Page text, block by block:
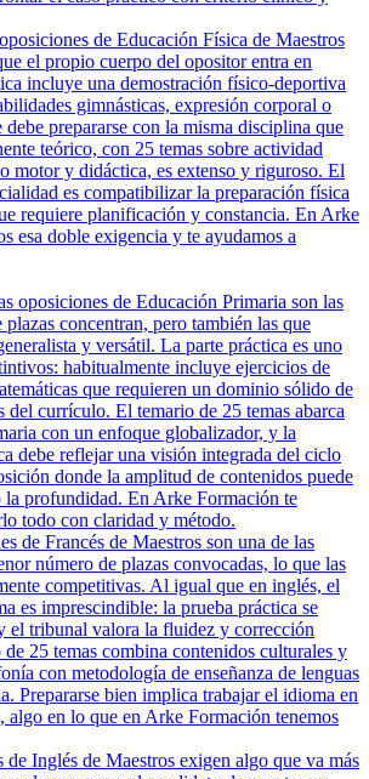
de Educación Física de Maestros
el propio cuerpo del opositor entra en
incluye una demostración físico-deportiva
gimnásticas, expresión corporal o
prepararse con la misma disciplina que
teórico, con 25 temas sobre actividad
motor y didáctica, es extenso y riguroso. El
es compatibilizar la preparación física
requiere planificación y constancia. En Arke
esa doble exigencia y te ayudamos a
oposiciones de Educación Primaria son las
concentran, pero también las que
y versátil. La parte práctica es uno
habitualmente incluye ejercicios de
que requieren un dominio sólido de
del currículo. El temario de 25 temas abarca
con un enfoque globalizador, y la
debe reflejar una visión integrada del ciclo
donde la amplitud de contenidos puede
la profundidad. En Arke Formación te
todo con claridad y método.
de Francés de Maestros son una de las
número de plazas convocadas, lo que las
competitivas. Al igual que en inglés, el
es imprescindible: la prueba práctica se
el tribunal valora la fluidez y corrección
25 temas combina contenidos culturales y
con metodología de enseñanza de lenguas
Prepararse bien implica trabajar el idioma en
algo en lo que en Arke Formación tenemos
de Inglés de Maestros exigen algo que va más